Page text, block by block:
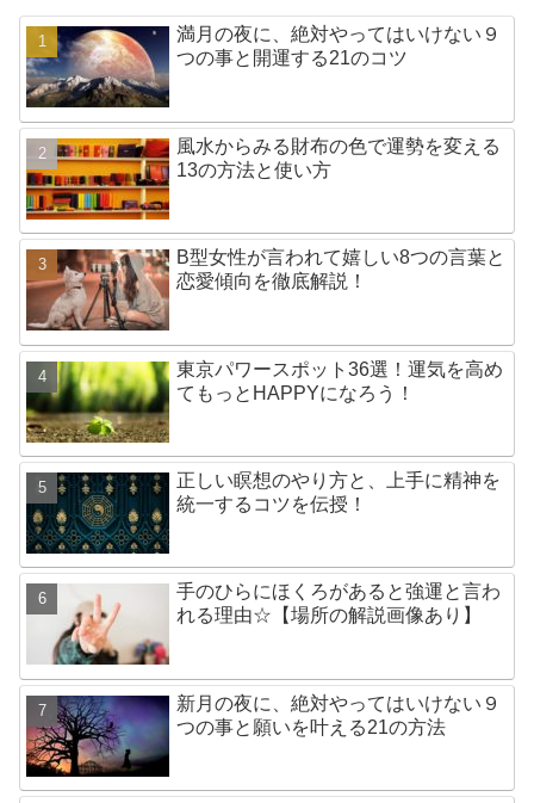
満月の夜に、絶対やってはいけない９
つの事と開運する21のコツ
風水からみる財布の色で運勢を変える
13の方法と使い方
B型女性が言われて嬉しい8つの言葉と
恋愛傾向を徹底解説！
東京パワースポット36選！運気を高め
てもっとHAPPYになろう！
正しい瞑想のやり方と、上手に精神を
統一するコツを伝授！
手のひらにほくろがあると強運と言わ
れる理由☆【場所の解説画像あり】
新月の夜に、絶対やってはいけない９
つの事と願いを叶える21の方法